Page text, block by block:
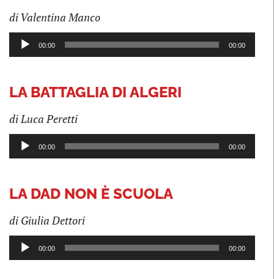
di Valentina Manco
Audio
Player
00:00 00:00
LA BATTAGLIA DI ALGERI
di Luca Peretti
Audio
Player
00:00 00:00
LA DAD NON È SCUOLA
di Giulia Dettori
Audio
Player
00:00 00:00